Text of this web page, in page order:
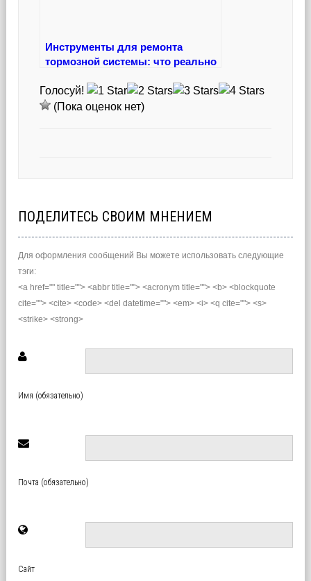
Инструменты для ремонта
тормозной системы: что реально
Голосуй!
(Пока оценок нет)
ПОДЕЛИТЕСЬ СВОИМ МНЕНИЕМ
Для оформления сообщений Вы можете использовать следующие
тэги:
<a href="" title=""> <abbr title=""> <acronym title=""> <b> <blockquote
cite=""> <cite> <code> <del datetime=""> <em> <i> <q cite=""> <s>
<strike> <strong>
Имя (обязательно)
Почта (обязательно)
Сайт